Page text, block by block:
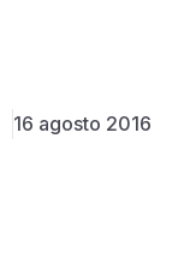
Arte e Cultura
16 agosto 2016